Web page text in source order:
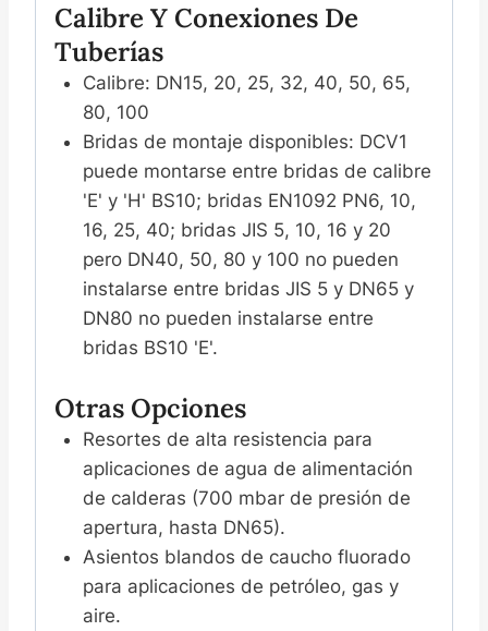
Calibre Y Conexiones De
Tuberías
Calibre: DN15, 20, 25, 32, 40, 50, 65,
80, 100
Bridas de montaje disponibles: DCV1
puede montarse entre bridas de calibre
'E' y 'H' BS10; bridas EN1092 PN6, 10,
16, 25, 40; bridas JIS 5, 10, 16 y 20
pero DN40, 50, 80 y 100 no pueden
instalarse entre bridas JIS 5 y DN65 y
DN80 no pueden instalarse entre
bridas BS10 'E'.
Otras Opciones
Resortes de alta resistencia para
aplicaciones de agua de alimentación
de calderas (700 mbar de presión de
apertura, hasta DN65).
Asientos blandos de caucho fluorado
para aplicaciones de petróleo, gas y
aire.